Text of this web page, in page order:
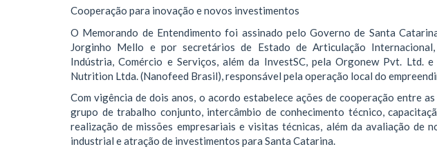
Cooperação para inovação e novos investimentos
O Memorando de Entendimento foi assinado pelo Governo de Santa
Jorginho Mello e por secretários de Estado de Articulação Internacional,
Indústria, Comércio e Serviços, além da InvestSC, pela Orgonew Pvt. Ltd.
Nutrition Ltda. (Nanofeed Brasil), responsável pela operação local do
Com vigência de dois anos, o acordo estabelece ações de cooperação entre
grupo de trabalho conjunto, intercâmbio de conhecimento técnico,
realização de missões empresariais e visitas técnicas, além da avaliação de
industrial e atração de investimentos para Santa Catarina.